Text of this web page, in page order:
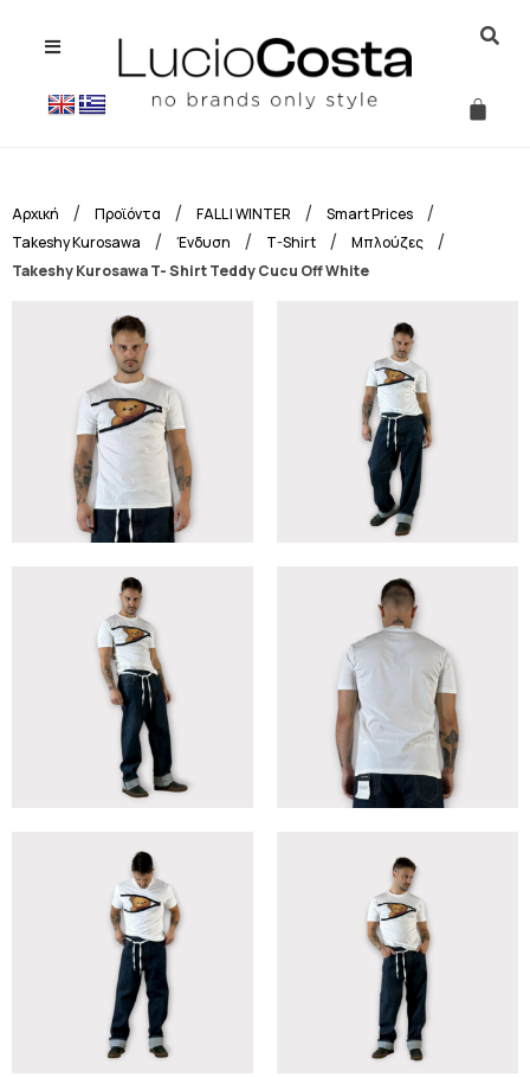
Αρχική / Προϊόντα / FALL | WINTER / Smart Prices /
Takeshy Kurosawa / Ένδυση / T-Shirt / Μπλούζες /
Takeshy Kurosawa T- Shirt Teddy Cucu Off White